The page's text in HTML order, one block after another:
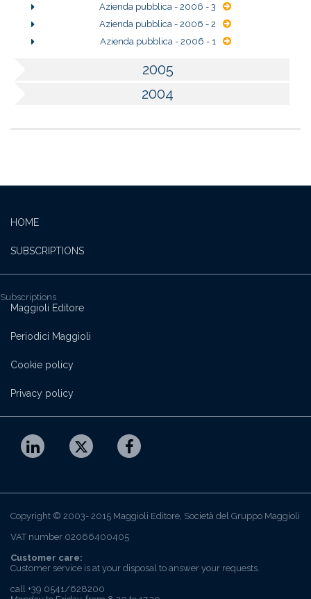
Azienda pubblica - 2006 - 3
Azienda pubblica - 2006 - 2
Azienda pubblica - 2006 - 1
2005
2004
HOME
SUBSCRIPTIONS
Subscriptions
Maggioli Editore
Periodici Maggioli
Cookie policy
Privacy policy
Copyright © 2003- 2015 Maggioli Editore, Società del Gruppo Maggioli
VAT number 02066400405
Customer care:
Customer service is at your disposal to answer your requests.
call +39 0541/628200